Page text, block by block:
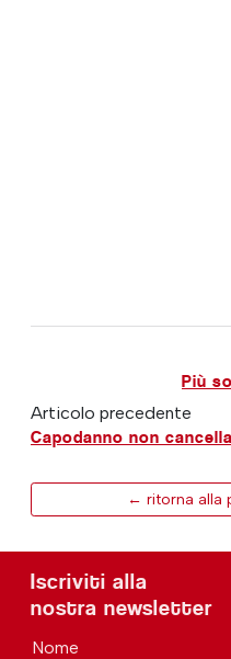
Più
Articolo precedente
Capodanno non
← ritorna alla
Iscriviti alla
nostra newsletter
Nome